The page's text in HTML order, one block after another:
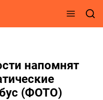
напомнят
(ФОТО)